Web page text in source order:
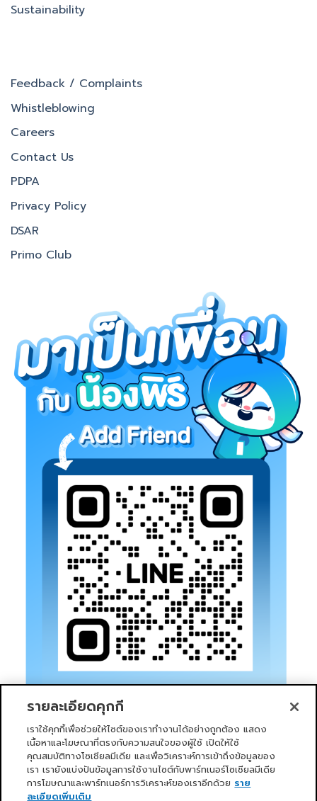
Sustainability
Feedback / Complaints
Whistleblowing
Careers
Contact Us
PDPA
Privacy Policy
DSAR
Primo Club
หน้าแรก บริการของเรา ข่าวสารและกิจกรรม PRIMO CLUB
เกี่ยวกับเรา นักลงทุนสัมพันธ์
รายละเอียดคุกกี้
เราใช้คุกกี้เพื่อช่วยให้ไซต์ของเราทำงานได้อย่างถูกต้อง แสดง
เนื้อหาและโฆษณาที่ตรงกับความสนใจของผู้ใช้ เปิดให้ใช้
คุณสมบัติทางโซเชียลมีเดีย และเพื่อวิเคราะห์การเข้าถึงข้อมูลของ
เรา เรายังแบ่งปันข้อมูลการใช้งานไซต์กับพาร์ทเนอร์โซเชียลมีเดีย
การโฆษณาและพาร์ทเนอร์การวิเคราะห์ของเราอีกด้วย ราย
ละเอียดเพิ่มเติม